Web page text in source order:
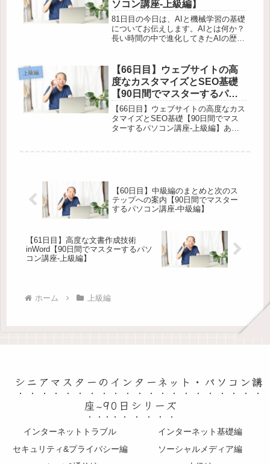
ソコン講座-上級編】
81日目の今日は、AIと機械学習の基礎
についてお伝えします。AIとは何か？
長い時間の中で進化してきたAIの歴
機械学習の種類やAIと機械学習の違い
なども明確にしていきます。ま...
上級編
【66日目】ウェブサイトの高
度なカスタマイズとSEO基礎
【90日間でマスターするパソ
コン講座-上級編】
【66日目】ウェブサイトの高度なカス
タマイズとSEO基礎【90日間でマス
ターするパソコン講座-上級編】あな
【60日目】中級編のまとめと次のス
テップへの案内【90日間でマスター
するパソコン講座-中級編】
【61日目】高度な文書作成技術
inWord【90日間でマスターするパソ
コン講座-上級編】
ホーム 上級編
シニアマスターのインターネット・パソコン講
座~90日シリーズ
インターネットトラブル
インターネット基礎編
セキュリティ&プライバシー編
ソーシャルメディア編